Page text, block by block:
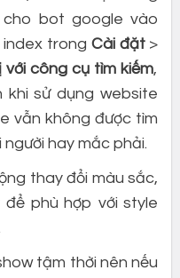
cho bot google vào
index trong Cài đặt>
với công cụ tìm kiếm,
khi sử dụng website
vẫn không được tìm
hay mắc phải.
thay đổi màu sắc,
phù hợp với style
tậm thời nên nếu